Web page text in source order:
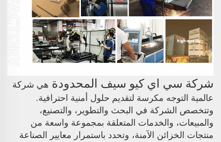
شركة سي اي كيو سيف المحدودة هي شركة
عالمية التوجه مكرسة لتقديم حلول أمنية احترافية.
وتتخصص الشركة في البحث والتطوير، والتصنيع،
والمبيعات، والخدمات المتعلقة بمجموعة واسعة من
منتجات الخزائن الآمنة، وتحدد باستمرار معايير الصناعة